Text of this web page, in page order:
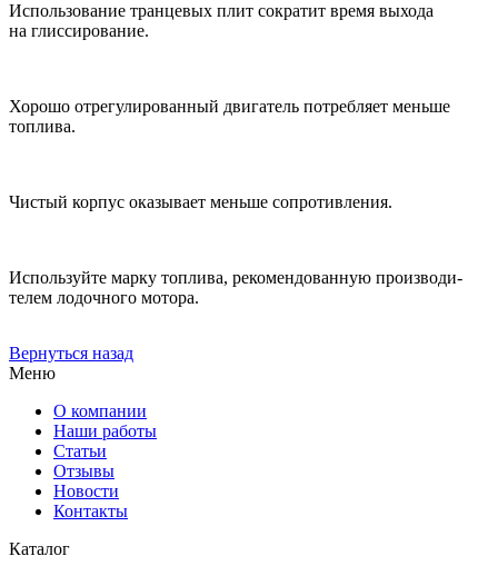
Исполь­зование транцевых плит сократит время выхода
на глисси­рование.
Хорошо отрегули­рованный двигатель потребляет меньше
топлива.
Чистый корпус оказывает меньше сопротив­ления.
Используйте марку топлива, рекомендо­ванную производи­
телем лодочного мотора.
Вернуться назад
Меню
О компании
Наши работы
Статьи
Отзывы
Новости
Контакты
Каталог